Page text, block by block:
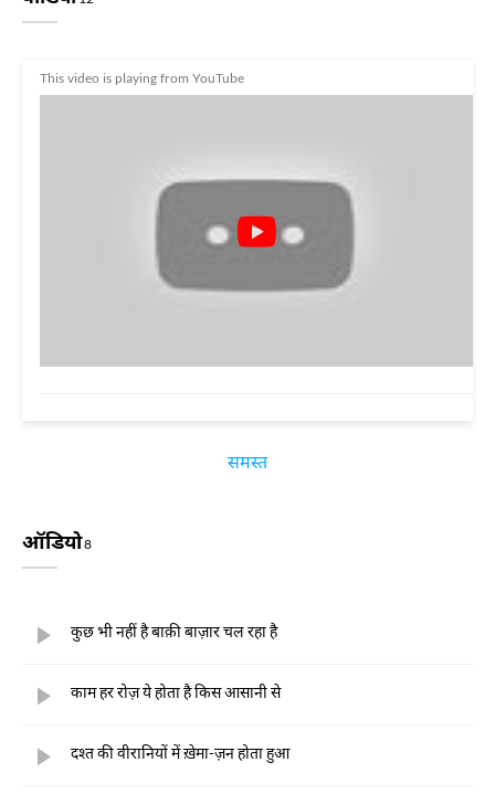
This video is playing from YouTube
समस्त
ऑडियो8
कुछ भी नहीं है बाक़ी बाज़ार चल रहा है
काम हर रोज़ ये होता है किस आसानी से
दश्त की वीरानियों में ख़ेमा-ज़न होता हुआ